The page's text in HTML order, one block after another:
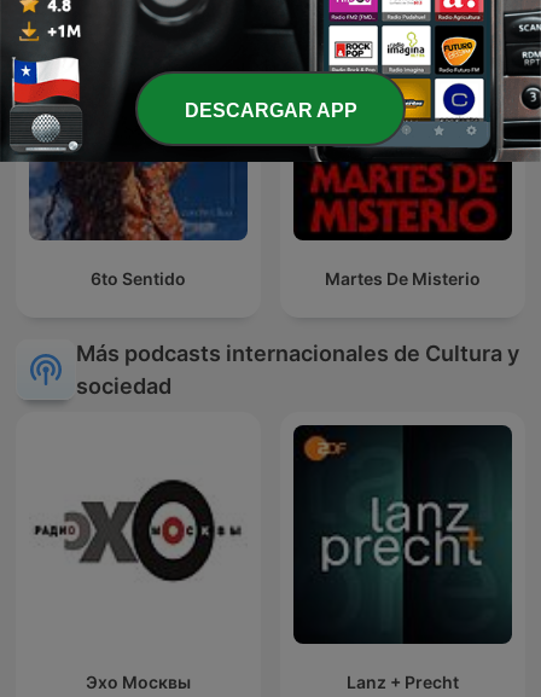
6to Sentido Martes De Misterio
Más podcasts internacionales de Cultura y
sociedad
Эхо Москвы Lanz + Precht
DESCARGAR APP